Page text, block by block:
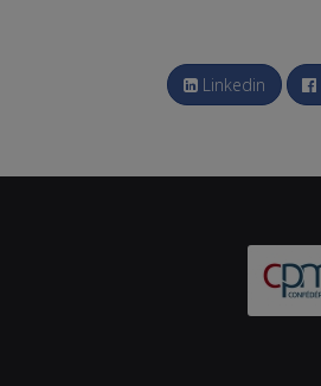
Linkedin